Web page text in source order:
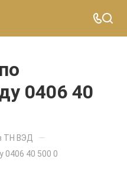
0406 40
ТН ВЭД —
0406 40 500 0